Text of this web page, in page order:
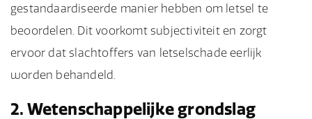
gestandaardiseerde manier hebben om letsel te
beoordelen. Dit voorkomt subjectiviteit en zorgt
ervoor dat slachtoffers van letselschade eerlijk
worden behandeld.
2. Wetenschappelijke grondslag